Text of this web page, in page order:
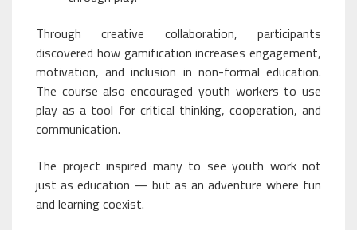
Through creative collaboration, participants
discovered how gamification increases engagement,
motivation, and inclusion in non-formal education.
The course also encouraged youth workers to use
play as a tool for critical thinking, cooperation, and
communication.
The project inspired many to see youth work not
just as education — but as an adventure where fun
and learning coexist.